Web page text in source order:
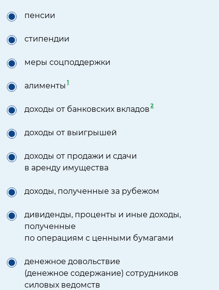
пенсии
стипендии
меры соцподдержки
алименты 1
доходы от банковских вкладов 2
доходы от выигрышей
доходы от продажи и сдачи
в аренду имущества
доходы, полученные за рубежом
дивиденды, проценты и иные доходы,
полученные
по операциям с ценными бумагами
денежное довольствие
(денежное содержание) сотрудников
силовых ведомств